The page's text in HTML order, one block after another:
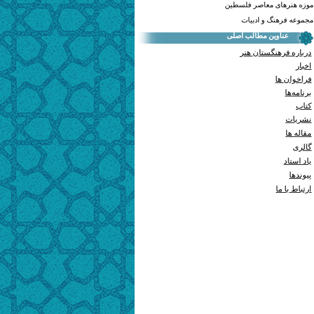
موزه هنرهای معاصر فلسطین
مجموعه فرهنگ و ادبیات
عناوین مطالب اصلی
درباره فرهنگستان هنر
اخبار
فراخوان ها
برنامه‌ها
کتاب
نشریات
مقاله ها
گالری
یاد استاد
پيوندها
ارتباط با ما